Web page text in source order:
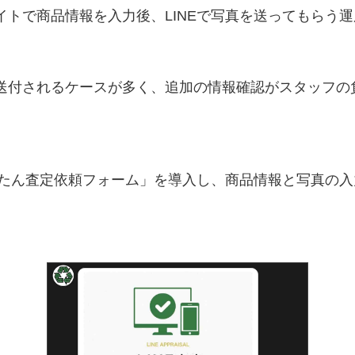
トで商品情報を入力後、LINEで写真を送ってもらう
付されるケースが多く、追加の情報確認がスタッフ
ん査定依頼フォーム」を導入し、商品情報と写真の